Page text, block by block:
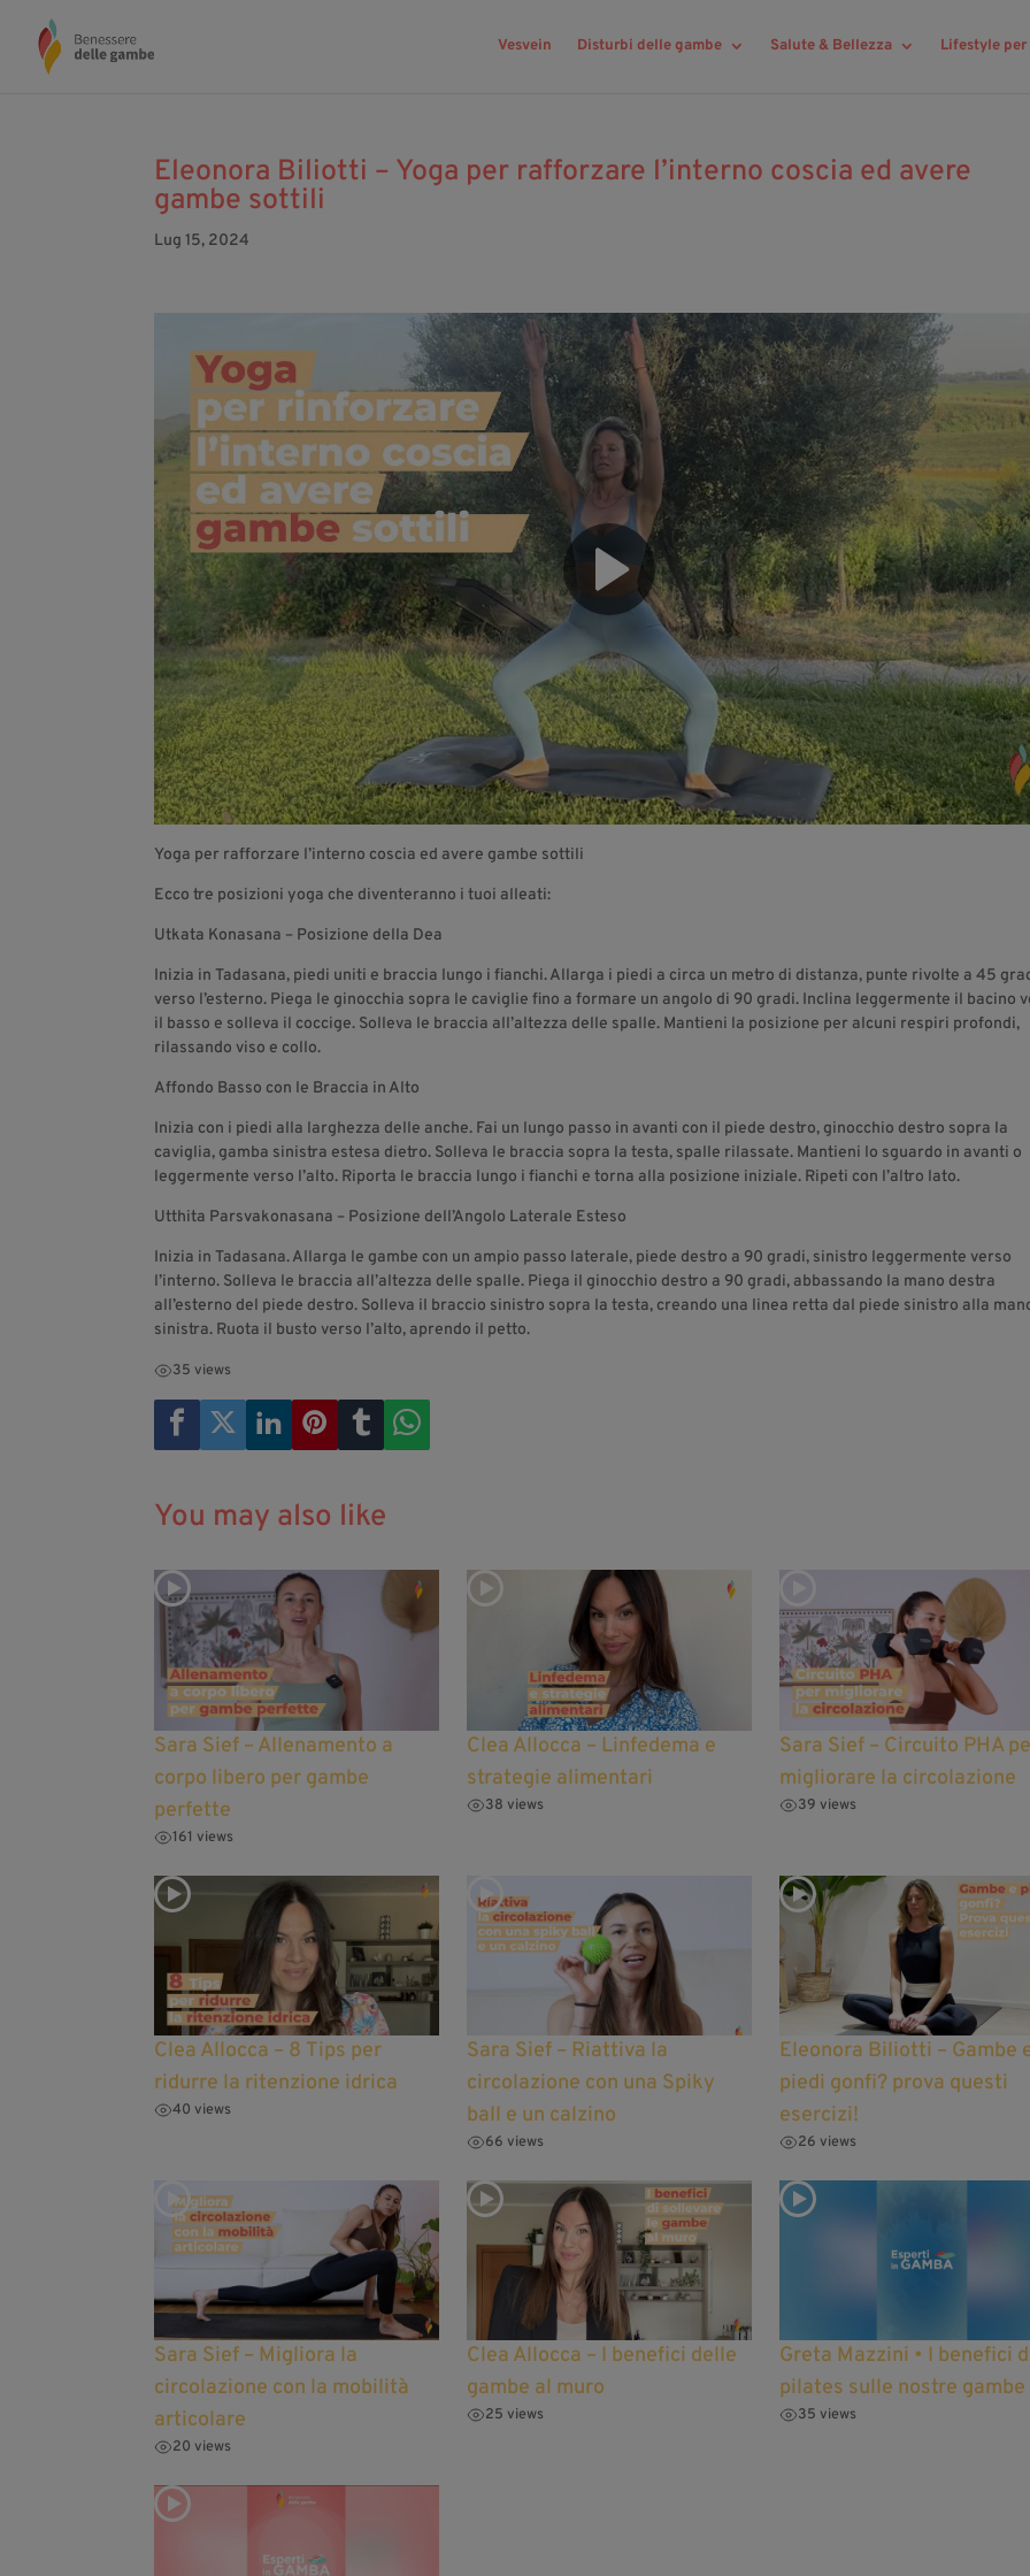
Vesvein Disturbi delle gambe Salute & Bellezza Lifestyle
Eleonora Biliotti – Yoga per rafforzare l’interno coscia ed avere
gambe sottili
Lug 15, 2024
Yoga per rafforzare l’interno coscia ed avere gambe sottili
Ecco tre posizioni yoga che diventeranno i tuoi alleati:
Utkata Konasana – Posizione della Dea
Inizia in Tadasana, piedi uniti e braccia lungo i fianchi. Allarga i piedi a circa un metro di distanza, punte rivolte a 45
verso l’esterno. Piega le ginocchia sopra le caviglie fino a formare un angolo di 90 gradi. Inclina leggermente il bacino
il basso e solleva il coccige. Solleva le braccia all’altezza delle spalle. Mantieni la posizione per alcuni respiri profondi,
rilassando viso e collo.
Affondo Basso con le Braccia in Alto
Inizia con i piedi alla larghezza delle anche. Fai un lungo passo in avanti con il piede destro, ginocchio destro sopra la
caviglia, gamba sinistra estesa dietro. Solleva le braccia sopra la testa, spalle rilassate. Mantieni lo sguardo in avanti o
leggermente verso l’alto. Riporta le braccia lungo i fianchi e torna alla posizione iniziale. Ripeti con l’altro lato.
Utthita Parsvakonasana – Posizione dell’Angolo Laterale Esteso
Inizia in Tadasana. Allarga le gambe con un ampio passo laterale, piede destro a 90 gradi, sinistro leggermente verso
l’interno. Solleva le braccia all’altezza delle spalle. Piega il ginocchio destro a 90 gradi, abbassando la mano destra
all’esterno del piede destro. Solleva il braccio sinistro sopra la testa, creando una linea retta dal piede sinistro alla
sinistra. Ruota il busto verso l’alto, aprendo il petto.
35 views
You may also like
Sara Sief – Allenamento a
corpo libero per gambe
perfette
161 views
Clea Allocca – Linfedema e
strategie alimentari
38 views
Sara Sief – Circuito PHA
migliorare la circolazione
39 views
Clea Allocca – 8 Tips per
ridurre la ritenzione idrica
40 views
Sara Sief – Riattiva la
circolazione con una Spiky
ball e un calzino
66 views
Eleonora Biliotti – Gambe
piedi gonfi? prova questi
esercizi!
26 views
Sara Sief – Migliora la
circolazione con la mobilità
articolare
20 views
Clea Allocca – I benefici delle
gambe al muro
25 views
Greta Mazzini • I benefici
pilates sulle nostre gambe
35 views